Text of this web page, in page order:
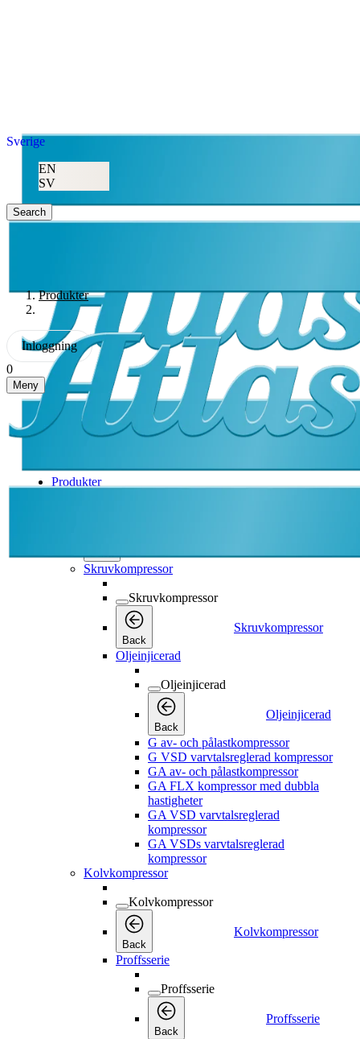
Sverige
EN
SV
Search
Produkter
Inloggning
0
Meny
Produkter
Back
Skruvkompressor
Skruvkompressor
Back
Skruvkompressor
Oljeinjicerad
Oljeinjicerad
Back
Oljeinjicerad
G av- och pålastkompressor
G VSD varvtalsreglerad kompressor
GA av- och pålastkompressor
GA FLX kompressor med dubbla
hastigheter
GA VSD varvtalsreglerad
kompressor
GA VSDs varvtalsreglerad
kompressor
Kolvkompressor
Kolvkompressor
Back
Kolvkompressor
Proffsserie
Proffsserie
Back
Proffsserie